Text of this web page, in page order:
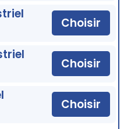
Choisir
Choisir
Choisir